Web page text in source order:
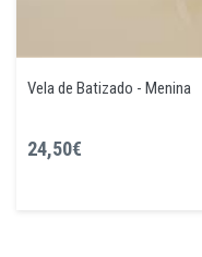
Vela de Batizado - Menina
24,50€